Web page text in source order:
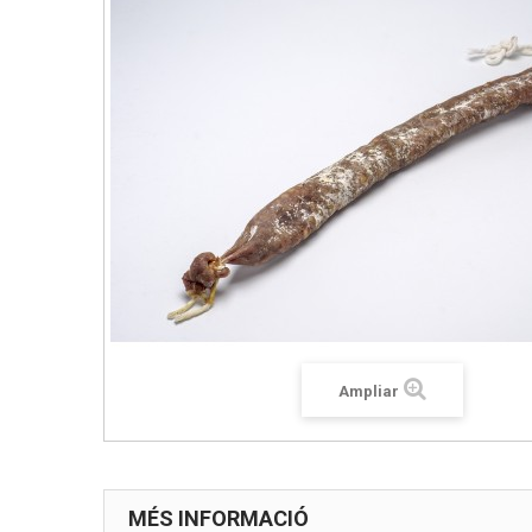
Ampliar
MÉS INFORMACIÓ